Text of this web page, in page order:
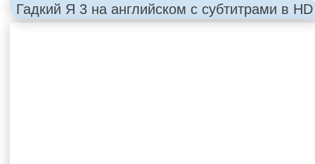
Гадкий Я 3 на английском с субтитрами в HD